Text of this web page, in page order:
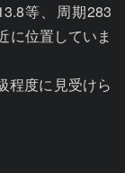
等、周期283
に位置していま
程度に見受けら